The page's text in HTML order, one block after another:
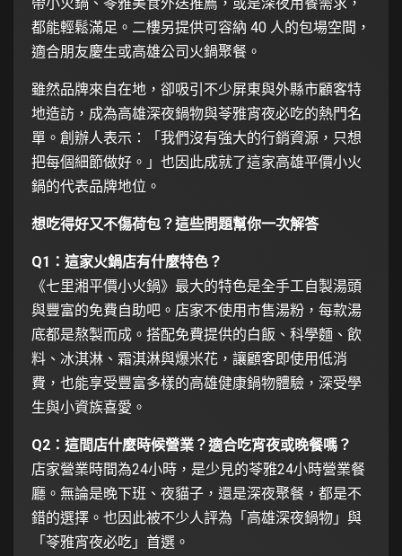
都能輕鬆滿足。二樓另提供可容納 40 人的包場空間，
適合朋友慶生或高雄公司火鍋聚餐。
雖然品牌來自在地，卻吸引不少屏東與外縣市顧客特
地造訪，成為高雄深夜鍋物與苓雅宵夜必吃的熱門名
單。創辦人表示：「我們沒有強大的行銷資源，只想
把每個細節做好。」也因此成就了這家高雄平價小火
鍋的代表品牌地位。
想吃得好又不傷荷包？這些問題幫你一次解答
Q1：這家火鍋店有什麼特色？
《七里湘平價小火鍋》最大的特色是全手工自製湯頭
與豐富的免費自助吧。店家不使用市售湯粉，每款湯
底都是熬製而成。搭配免費提供的白飯、科學麵、飲
料、冰淇淋、霜淇淋與爆米花，讓顧客即使用低消
費，也能享受豐富多樣的高雄健康鍋物體驗，深受學
生與小資族喜愛。
Q2：這間店什麼時候營業？適合吃宵夜或晚餐嗎？
店家營業時間為24小時，是少見的苓雅24小時營業餐
廳。無論是晚下班、夜貓子，還是深夜聚餐，都是不
錯的選擇。也因此被不少人評為「高雄深夜鍋物」與
「苓雅宵夜必吃」首選。